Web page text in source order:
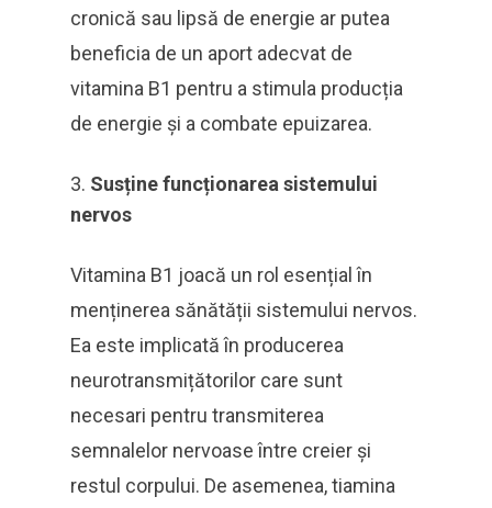
cronică sau lipsă de energie ar putea
beneficia de un aport adecvat de
vitamina B1 pentru a stimula producția
de energie și a combate epuizarea.
Susține funcționarea sistemului
nervos
Vitamina B1 joacă un rol esențial în
menținerea sănătății sistemului nervos.
Ea este implicată în producerea
neurotransmițătorilor care sunt
necesari pentru transmiterea
semnalelor nervoase între creier și
restul corpului. De asemenea, tiamina